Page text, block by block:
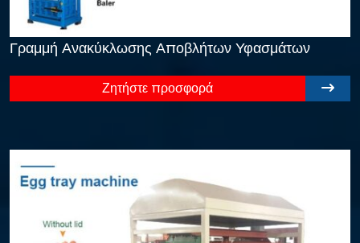
Γραμμή Ανακύκλωσης Αποβλήτων Υφασμάτων
Ζητήστε προσφορά